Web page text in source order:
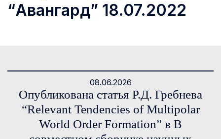
“Авангард” 18.07.2022
08.06.2026
Опубликована статья Р.Д. Гребнева
“Relevant Tendencies of Multipolar
World Order Formation” в В